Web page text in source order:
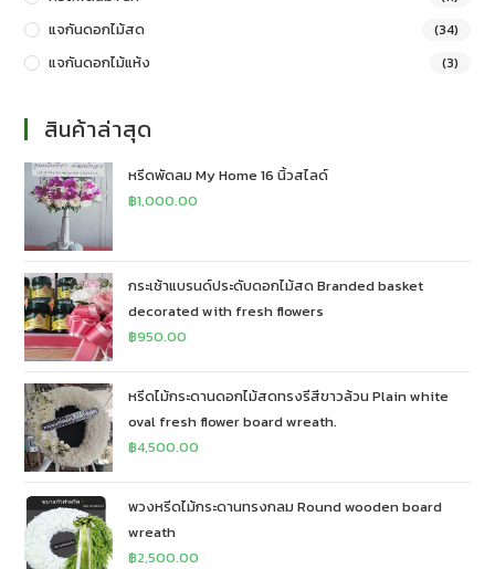
แจกันดอกไม้สด (34)
แจกันดอกไม้แห้ง (3)
สินค้าล่าสุด
หรีดพัดลม My Home 16 นิ้วสไลด์
฿1,000.00
กระเช้าแบรนด์ประดับดอกไม้สด Branded basket
decorated with fresh flowers
฿950.00
หรีดไม้กระดานดอกไม้สดทรงรีสีขาวล้วน Plain white
oval fresh flower board wreath.
฿4,500.00
พวงหรีดไม้กระดานทรงกลม Round wooden board
wreath
฿2,500.00